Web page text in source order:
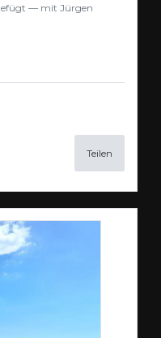
— mit Jürgen
Teilen